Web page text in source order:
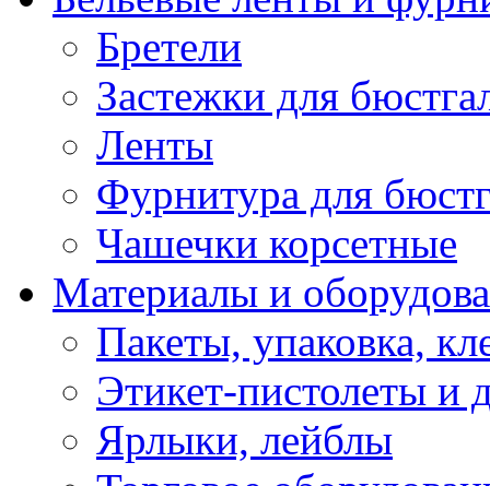
Бретели
Застежки для
Ленты
Фурнитура для
Чашечки корсетные
Материалы и
Пакеты, упаковка,
Этикет-пистолеты и
Ярлыки, лейблы